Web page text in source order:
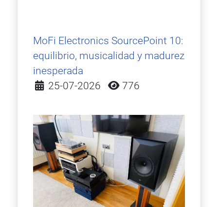
MoFi Electronics SourcePoint 10:
equilibrio, musicalidad y madurez
inesperada
Detalles
25-07-2026 776